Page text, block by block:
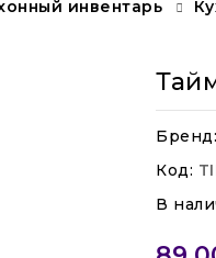
инвентарь
Бренд:
Код:
В